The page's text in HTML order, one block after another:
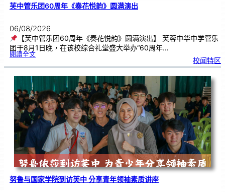
芙中管乐团60周年《奏花悦韵》圆满演出
06/08/2026
【芙中管乐团60周年《奏花悦韵》圆满演出】 芙蓉中华中学管乐
团于8月1日晚，在该校综合礼堂盛大举办“60周年…
閱讀全文:芙
乐
6
0
《
奏
花
悦
韵
》
圆
满
演
出
校闻特区
努鲁与国家学院到访芙中 分享青年领袖素质讲座